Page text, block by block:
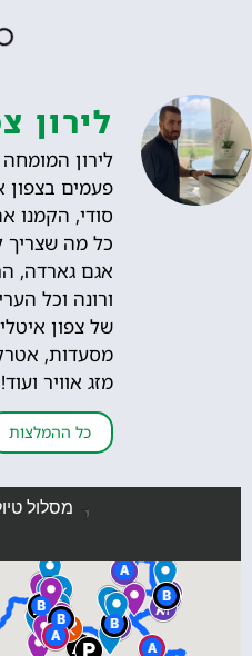
לירון
פעמים בצפון
סודי, הקמנו
כל מה שצריך
אגם גארדה,
ורונה וכל
של צפון
מסעדות,
מזג אוויר ועוד!
כל ההמלצות